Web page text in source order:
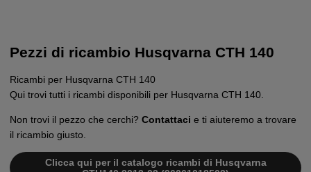
Pezzi di ricambio Husqvarna CTH 140
Ricambi per Husqvarna CTH 140
Qui trovi tutti i ricambi disponibili per Husqvarna CTH 140.
Non trovi il pezzo che cerchi? Contattaci e ti aiuteremo a trovare
il ricambio giusto.
Clicca qui per il catalogo ricambi di Husqvarna